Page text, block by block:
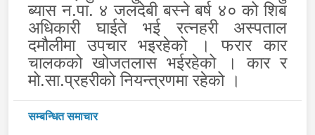
ब्यास न.पा. ४ जलदेबी बस्ने बर्ष ४० को शिब
अधिकारी घाईते भई रत्नहरी अस्पताल
दमौलीमा उपचार भइरहेको । फरार कार
चालककोखोजतलास भईरहेको । कार र
मो.सा.प्रहरीको नियन्त्रणमा रहेको ।
सम्बन्धित समाचार